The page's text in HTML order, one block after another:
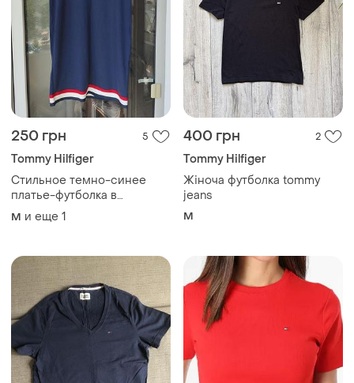
250 грн 5
Tommy Hilfiger
Стильное темно-синее
платье-футболка в
спортивном стиле
M и еще 1
400 грн 2
Tommy Hilfiger
Жіноча футболка tommy
jeans
M